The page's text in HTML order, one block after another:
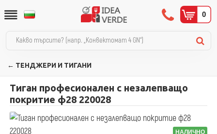
0
← ТЕНДЖЕРИ И ТИГАНИ
Тиган професионален с незалепващо
покритие ф28 220028
НАЛИЧНО